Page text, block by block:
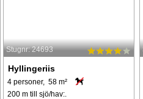
Stugnr: 24693
Hyllingeriis
4 personer, 58 m²
200 m till sjö/hav:.